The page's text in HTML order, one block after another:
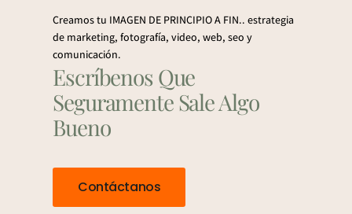
Creamos tu IMAGEN DE PRINCIPIO A FIN.. estrategia
de marketing, fotografía, video, web, seo y
comunicación.
Escríbenos Que
Seguramente Sale Algo
Bueno
Contáctanos